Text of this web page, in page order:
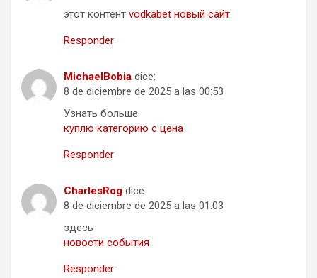
этот контент vodkabet новый сайт
Responder
MichaelBobia dice:
8 de diciembre de 2025 a las 00:53
Узнать больше
куплю категорию с цена
Responder
CharlesRog dice:
8 de diciembre de 2025 a las 01:03
здесь
новости события
Responder